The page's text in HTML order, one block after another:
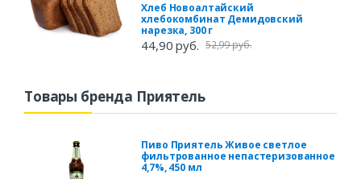
Хлеб Новоалтайский
хлебокомбинат Демидовский
нарезка, 300 г
44,90 руб. 52,99 руб.
Товары бренда Приятель
Пиво Приятель Живое светлое
фильтрованное непастеризованное
4,7%, 450 мл